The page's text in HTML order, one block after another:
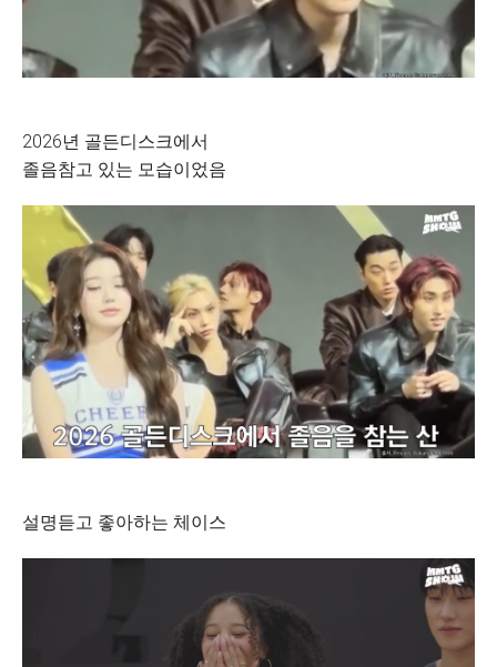
2026년 골든디스크에서
졸음참고 있는 모습이었음
설명듣고 좋아하는 체이스